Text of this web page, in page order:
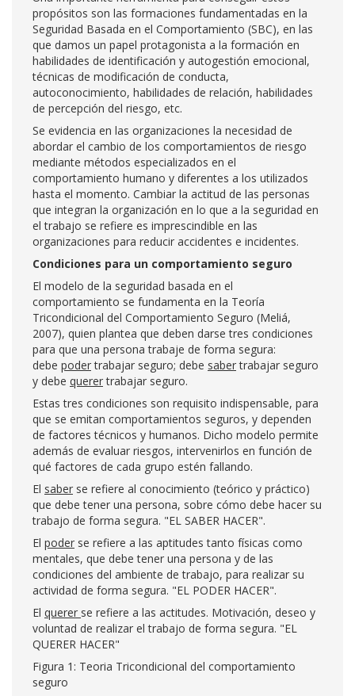
propósitos son las formaciones fundamentadas en la
Seguridad Basada en el Comportamiento (SBC), en las
que damos un papel protagonista a la formación en
habilidades de identificación y autogestión emocional,
técnicas de modificación de conducta,
autoconocimiento, habilidades de relación, habilidades
de percepción del riesgo, etc.
Se evidencia en las organizaciones la necesidad de
abordar el cambio de los comportamientos de riesgo
mediante métodos especializados en el
comportamiento humano y diferentes a los utilizados
hasta el momento. Cambiar la actitud de las personas
que integran la organización en lo que a la seguridad en
el trabajo se refiere es imprescindible en las
organizaciones para reducir accidentes e incidentes.
Condiciones para un comportamiento seguro
El modelo de la seguridad basada en el
comportamiento se fundamenta en la Teoría
Tricondicional del Comportamiento Seguro (Meliá,
2007), quien plantea que deben darse tres condiciones
para que una persona trabaje de forma segura:
debe podertrabajar seguro; debe sabertrabajar seguro
y debe querertrabajar seguro.
Estas tres condiciones son requisito indispensable, para
que se emitan comportamientos seguros, y dependen
de factores técnicos y humanos. Dicho modelo permite
además de evaluar riesgos, intervenirlos en función de
qué factores de cada grupo estén fallando.
El saber se refiere al conocimiento (teórico y práctico)
que debe tener una persona, sobre cómo debe hacer su
trabajo de forma segura. "EL SABER HACER".
El poder se refiere a las aptitudes tanto físicas como
mentales, que debe tener una persona y de las
condiciones del ambiente de trabajo, para realizar su
actividad de forma segura. "EL PODER HACER".
El querer se refiere a las actitudes. Motivación, deseo y
voluntad de realizar el trabajo de forma segura. "EL
QUERER HACER"
Figura 1: Teoria Tricondicional del comportamiento
seguro